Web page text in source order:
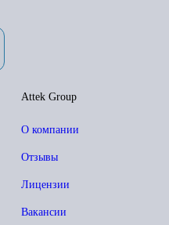
Attek Group
О компании
Отзывы
Лицензии
Вакансии